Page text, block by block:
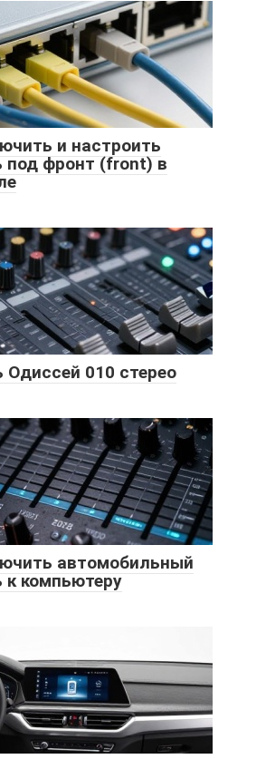
и настроить
под фронт (front) в
Одиссей 010 стерео
автомобильный
к компьютеру